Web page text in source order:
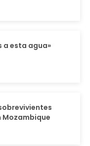
a esta agua»
Mozambique